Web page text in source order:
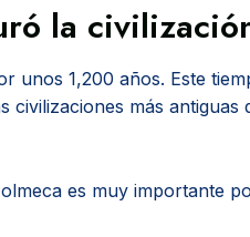
la
unos 1,200 años. Este
civilizaciones más
es muy importante